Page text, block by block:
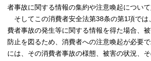
者事故に関する情報の集約や注意喚起について
そしてこの消費者安全法第38条の第1項では
費者事故の発生等に関する情報を得た場合、
防止を図るため、消費者への注意喚起が必要
には、その消費者事故の様態、被害の状況、